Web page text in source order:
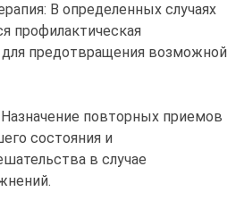
В определенных случаях
профилактическая
для предотвращения возможной
повторных приемов
состояния и
в случае